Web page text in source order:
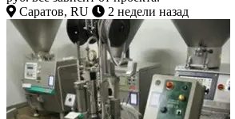
Саратов, RU
2 недели назад